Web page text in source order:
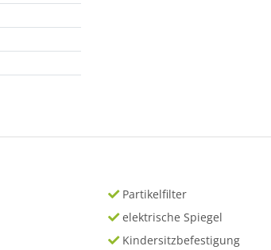
Partikelfilter
elektrische Spiegel
Kindersitzbefestigung